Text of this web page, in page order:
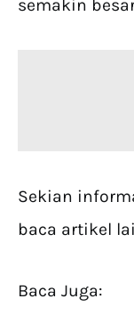
semakin
Sekian
baca artikel
Baca Juga: